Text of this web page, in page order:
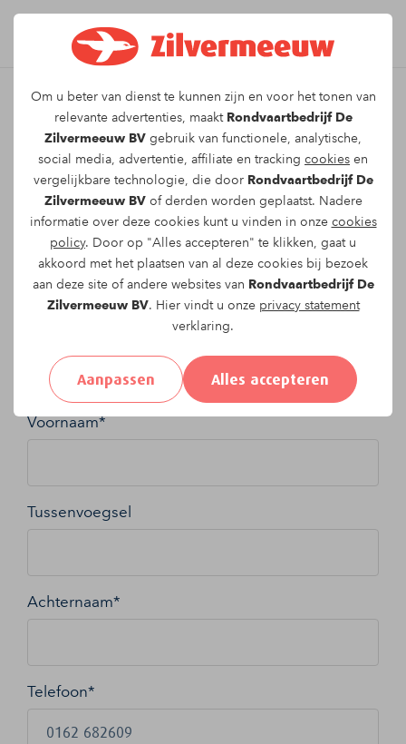
Om u beter van dienst te kunnen zijn en voor het tonen van
relevante advertenties, maakt Rondvaartbedrijf De
Zilvermeeuw BV gebruik van functionele, analytische,
social media, advertentie, affiliate en tracking cookies en
vergelijkbare technologie, die door Rondvaartbedrijf De
Zilvermeeuw BVof derden worden geplaatst. Nadere
informatie over deze cookies kunt u vinden in onze cookies
policy. Door op "Alles accepteren" te klikken, gaat u
akkoord met het plaatsen van al deze cookies bij bezoek
aan deze site of andere websites van Rondvaartbedrijf De
Zilvermeeuw BV. Hier vindt u onze privacy statement
verklaring.
Aanpassen Alles accepteren
Leuk dat u kiest voor dit
arrangement!
Om te reserveren voor de Twee uur durende
rondvaart
vaartocht op zondag 05-07-2026om
15:00vragen wij u onderstaand formulier in te
vullen.
Aanhef: Heer Mevrouw Anders
Voornaam*
Tussenvoegsel
Achternaam*
Telefoon*